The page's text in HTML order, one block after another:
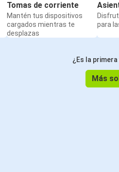
Tomas de corriente
Mantén tus dispositivos
cargados mientras te
desplazas
para
¿Es la
Más